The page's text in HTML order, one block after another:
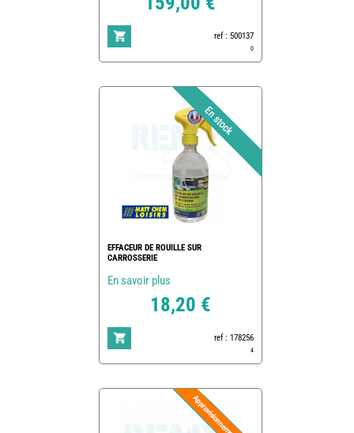
ref : 500137
0
EFFACEUR DE ROUILLE SUR
CARROSSERIE
En savoir plus
18,20 €
ref : 178256
4